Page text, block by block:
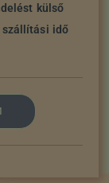
külső
idő